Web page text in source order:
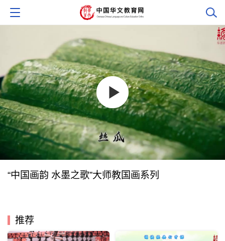
“中国画韵 水墨之歌”大师教国画系列
推荐